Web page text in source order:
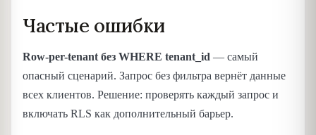
Частые ошибки
Row-per-tenant без WHERE tenant_id — самый
опасный сценарий. Запрос без фильтра вернёт данные
всех клиентов. Решение: проверять каждый запрос и
включать RLS как дополнительный барьер.